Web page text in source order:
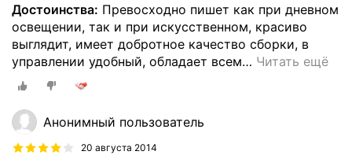
Достоинства: Превосходно пишет как при дневном
освещении, так и при искусственном, красиво
выглядит, имеет добротное качество сборки, в
управлении удобный, обладает всем… Читать ещё
Анонимный пользователь
20 августа 2014